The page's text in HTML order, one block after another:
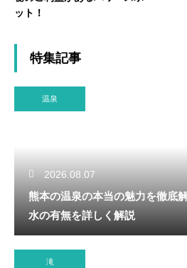
ット！
特集記事
温泉
2026.08.07
熊本の温泉の本当の魅力を徹底
水の有無を詳しく解説
滝